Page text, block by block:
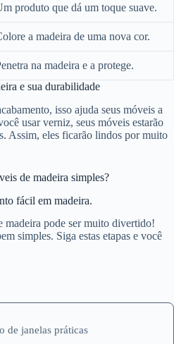
produto que dá um toque suave.
a madeira de uma nova cor.
na madeira e a protege.
e sua durabilidade
isso ajuda seus móveis a
usar verniz, seus móveis estarão
Assim, eles ficarão lindos por muito
de madeira simples?
fácil em madeira.
madeira pode ser muito divertido!
simples. Siga estas etapas e você
de janelas práticas